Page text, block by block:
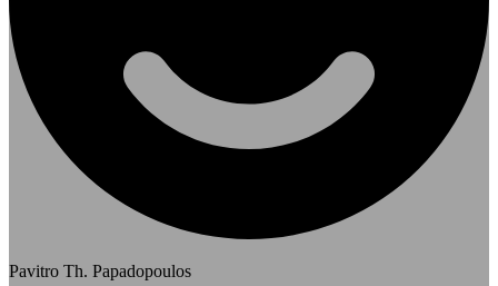
Pavitro Th. Papadopoulos